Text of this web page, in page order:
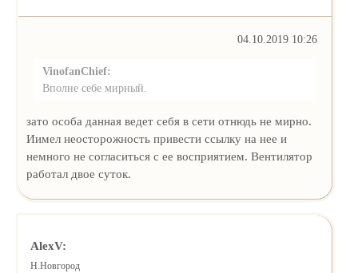
04.10.2019 10:26
VinofanChief:
Вполне себе мирный.
зато особа данная ведет себя в сети отнюдь не мирно.
Иимел неосторожность привести ссылку на нее и
немного не согласиться с ее восприятием. Вентилятор
работал двое суток.
AlexV:
Н.Новгород